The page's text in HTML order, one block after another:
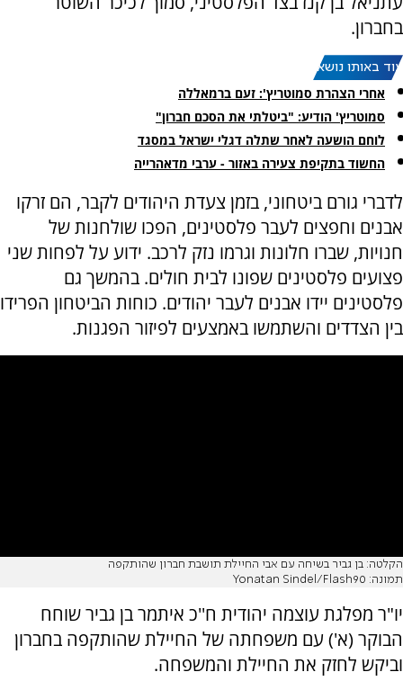
בחברון.
עוד באותו נושא:
אחרי הצהרת סמוטריץ': זעם ברמאללה
סמוטריץ' הודיע: "ביטלתי את הסכם חברון"
לוחם הושעה לאחר שתלה דגלי ישראל במסגד
החשוד בתקיפת צעירה באזור - ערבי מדאהרייה
לדברי גורם ביטחוני, בזמן צעדת היהודים לקבר, הם זרקו
אבנים וחפצים לעבר פלסטינים, הפכו שולחנות של
חנויות, שברו חלונות וגרמו נזק לרכב. ידוע על לפחות שני
פצועים פלסטינים שפונו לבית חולים. בהמשך גם
פלסטינים יידו אבנים לעבר יהודים. כוחות הביטחון הפרידו
בין הצדדים והשתמשו באמצעים לפיזור הפגנות.
הקלטה: בן גביר בשיחה עם אבי החיילת תושבת חברון שהותקפה
תמונה: Yonatan Sindel/Flash90
יו"ר מפלגת עוצמה יהודית ח''כ איתמר בן גביר שוחח
הבוקר (א') עם משפחתה של החיילת שהותקפה בחברון
וביקש לחזק את החיילת והמשפחה.